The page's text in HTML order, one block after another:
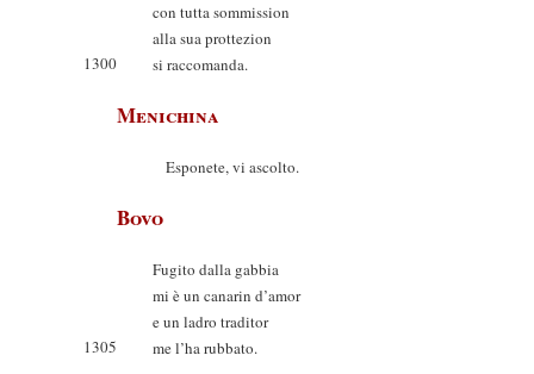
con tutta sommission
alla sua prottezion
1300
si raccomanda.
Menichina
Esponete, vi ascolto.
Bovo
Fugito dalla gabbia
mi è un canarin d’amor
e un ladro traditor
1305
me l’ha rubbato.